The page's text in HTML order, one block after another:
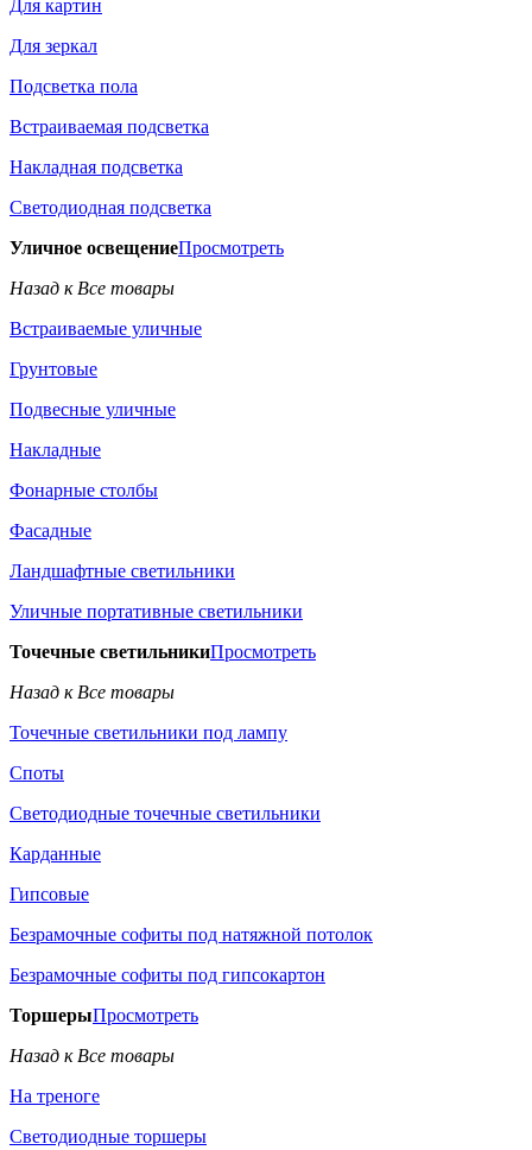
Для картин
Для зеркал
Подсветка пола
Встраиваемая подсветка
Накладная подсветка
Светодиодная подсветка
Уличное освещениеПросмотреть
Назад к Все товары
Встраиваемые уличные
Грунтовые
Подвесные уличные
Накладные
Фонарные столбы
Фасадные
Ландшафтные светильники
Уличные портативные светильники
Точечные светильникиПросмотреть
Назад к Все товары
Точечные светильники под лампу
Споты
Светодиодные точечные светильники
Карданные
Гипсовые
Безрамочные софиты под натяжной потолок
Безрамочные софиты под гипсокартон
ТоршерыПросмотреть
Назад к Все товары
На треноге
Светодиодные торшеры